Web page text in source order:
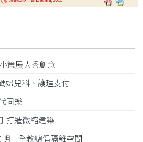
策展人秀創意
婦兒科、護理支付
同樂
打造微縮建築
明 全教總倡隔離空間